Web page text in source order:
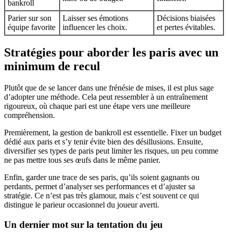
bankroll
Parier sur son
équipe favorite
Laisser ses émotions
influencer les choix.
Décisions biaisées
et pertes évitables.
Stratégies pour aborder les paris avec un
minimum de recul
Plutôt que de se lancer dans une frénésie de mises, il est plus sage
d’adopter une méthode. Cela peut ressembler à un entraînement
rigoureux, où chaque pari est une étape vers une meilleure
compréhension.
Premièrement, la gestion de bankroll est essentielle. Fixer un budget
dédié aux paris et s’y tenir évite bien des désillusions. Ensuite,
diversifier ses types de paris peut limiter les risques, un peu comme
ne pas mettre tous ses œufs dans le même panier.
Enfin, garder une trace de ses paris, qu’ils soient gagnants ou
perdants, permet d’analyser ses performances et d’ajuster sa
stratégie. Ce n’est pas très glamour, mais c’est souvent ce qui
distingue le parieur occasionnel du joueur averti.
Un dernier mot sur la tentation du jeu